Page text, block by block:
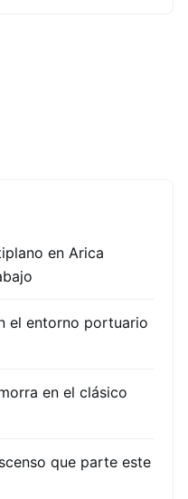
en Arica
el entorno portuario
en el clásico
que parte este